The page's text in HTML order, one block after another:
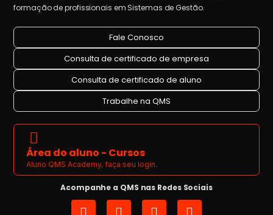
formação de profissionais em Sistemas de Gestão.
Fale Conosco
Consulta de certificado de empresa
Consulta de certificado de aluno
Trabalhe na QMS
Área do aluno - Cursos
Aluno QMS Academy, faça seu login.
Acompanhe a QMS nas Redes Sociais
I
L
Y
F